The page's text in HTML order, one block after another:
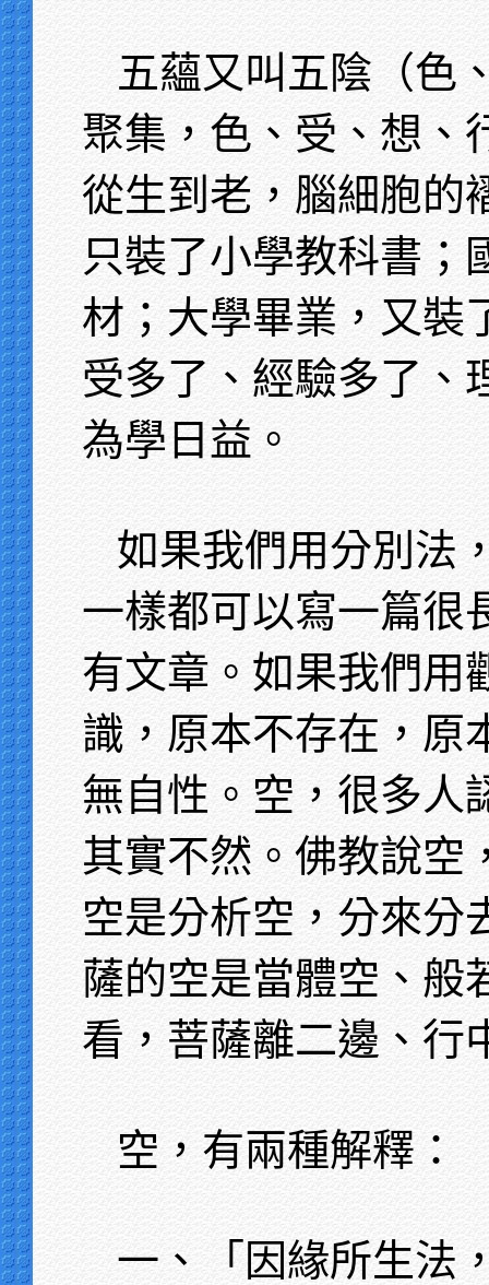
五蘊又叫五陰（色
聚集，色、受、想、
從生到老，腦細胞的
只裝了小學教科書；
材；大學畢業，又裝
受多了、經驗多了、
為學日益。
如果我們用分別法
一樣都可以寫一篇很
有文章。如果我們用
識，原本不存在，原
無自性。空，很多人
其實不然。佛教說空
空是分析空，分來分
薩的空是當體空、般
看，菩薩離二邊、行
空，有兩種解釋：
一、「因緣所生法